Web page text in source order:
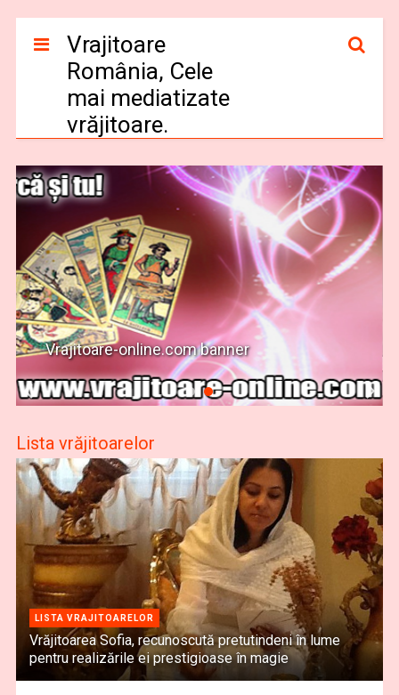
Vrajitoare
România, Cele
mai mediatizate
vrăjitoare.
Vrajitoare-online.com banner
Lista vrăjitoarelor
LISTA VRAJITOARELOR
Vrăjitoarea Sofia, recunoscută pretutindeni în lume
pentru realizările ei prestigioase în magie